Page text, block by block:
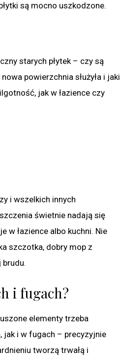
są mocno uszkodzone.
starych płytek – czy są
powierzchnia służyła i jaki
jak w łazience czy
i wszelkich innych
świetnie nadają się
w łazience albo kuchni. Nie
szczotka, dobry mop z
i fugach?
elementy trzeba
jak i w fugach – precyzyjnie
tworzą trwałą i